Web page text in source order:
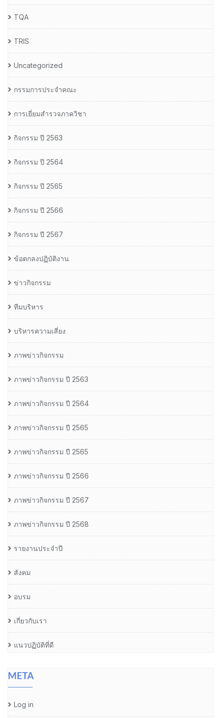
TQA
TRIS
Uncategorized
กรรมการประจำคณะ
การเยี่ยมสำรวจภาควิชา
กิจกรรม ปี 2563
กิจกรรม ปี 2564
กิจกรรม ปี 2565
กิจกรรม ปี 2566
กิจกรรม ปี 2567
ข้อตกลงปฏิบัติงาน
ข่าวกิจกรรม
ทีมบริหาร
บริหารความเสี่ยง
ภาพข่าวกิจกรรม
ภาพข่าวกิจกรรม ปี 2563
ภาพข่าวกิจกรรม ปี 2564
ภาพข่าวกิจกรรม ปี 2565
ภาพข่าวกิจกรรม ปี 2565
ภาพข่าวกิจกรรม ปี 2566
ภาพข่าวกิจกรรม ปี 2567
ภาพข่าวกิจกรรม ปี 2568
รายงานประจำปี
สังคม
อบรม
เกี่ยวกับเรา
แนวปฏิบัติที่ดี
META
Log in